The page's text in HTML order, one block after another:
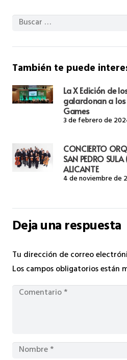
Buscar:
También te puede
La X Edición de
galardonan a
Games
3 de febrero de
CONCIERTO
SAN PEDRO
ALICANTE
4 de noviembre de
Deja una respuesta
Tu dirección de correo
Los campos obligatorios están